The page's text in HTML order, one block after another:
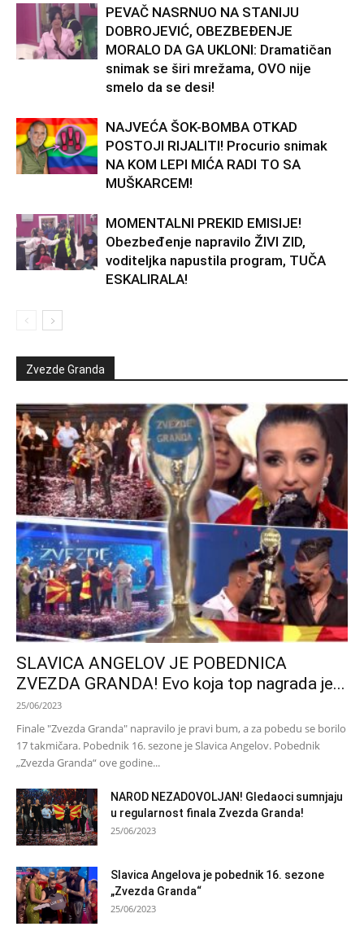
PEVAČ NASRNUO NA STANIJU
DOBROJEVIĆ, OBEZBEĐENJE
MORALO DA GA UKLONI: Dramatičan
snimak se širi mrežama, OVO nije
smelo da se desi!
NAJVEĆA ŠOK-BOMBA OTKAD
POSTOJI RIJALITI! Procurio snimak
NA KOM LEPI MIĆA RADI TO SA
MUŠKARCEM!
MOMENTALNI PREKID EMISIJE!
Obezbeđenje napravilo ŽIVI ZID,
voditeljka napustila program, TUČA
ESKALIRALA!
Zvezde Granda
SLAVICA ANGELOV JE POBEDNICA
ZVEZDA GRANDA! Evo koja top nagrada je...
25/06/2023
Finale "Zvezda Granda" napravilo je pravi bum, a za pobedu se borilo
17 takmičara. Pobednik 16. sezone je Slavica Angelov. Pobednik
„Zvezda Granda“ ove godine...
NAROD NEZADOVOLJAN! Gledaoci sumnjaju
u regularnost finala Zvezda Granda!
25/06/2023
Slavica Angelova je pobednik 16. sezone
„Zvezda Granda“
25/06/2023